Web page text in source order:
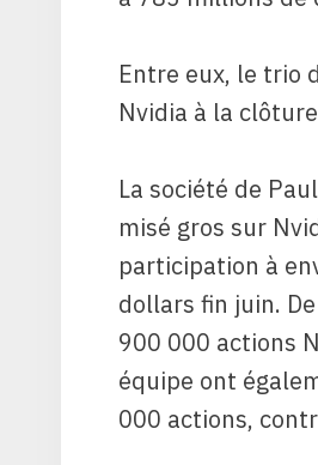
Entre eux, le trio
Nvidia à la
La société de
misé gros sur
participation à
dollars fin juin.
900 000 actions
équipe ont
000 actions,